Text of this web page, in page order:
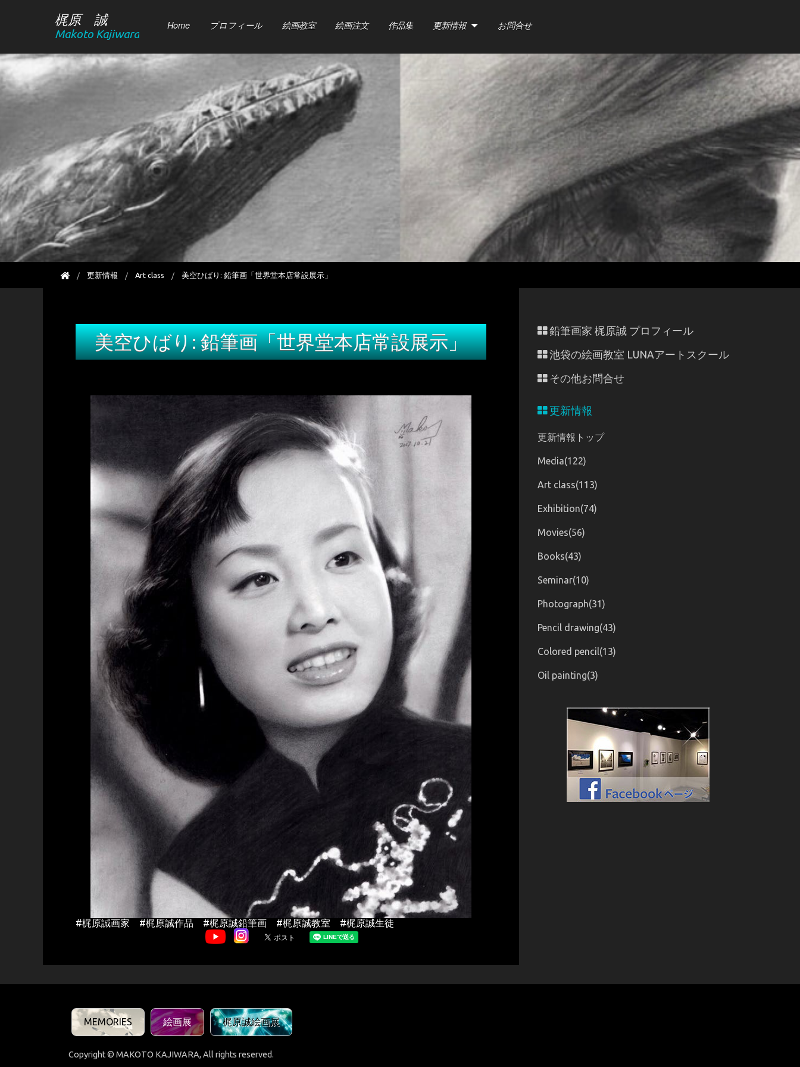
梶原 誠
Makoto Kajiwara
Home プロフィール 絵画教室 絵画注文 作品集 更新情報 お問合せ
更新情報 Art class 美空ひばり: 鉛筆画「世界堂本店常設展示」
美空ひばり: 鉛筆画「世界堂本店常設展示」
#梶原誠画家 #梶原誠作品 #梶原誠鉛筆画 #梶原誠教室 #梶原誠生徒
鉛筆画家 梶原誠 プロフィール
池袋の絵画教室 LUNAアートスクール
その他お問合せ
更新情報
更新情報トップ
Media(122)
Art class(113)
Exhibition(74)
Movies(56)
Books(43)
Seminar(10)
Photograph(31)
Pencil drawing(43)
Colored pencil(13)
Oil painting(3)
MEMORIES 絵画展 梶原誠絵画展
Copyright © MAKOTO KAJIWARA, All rights reserved.